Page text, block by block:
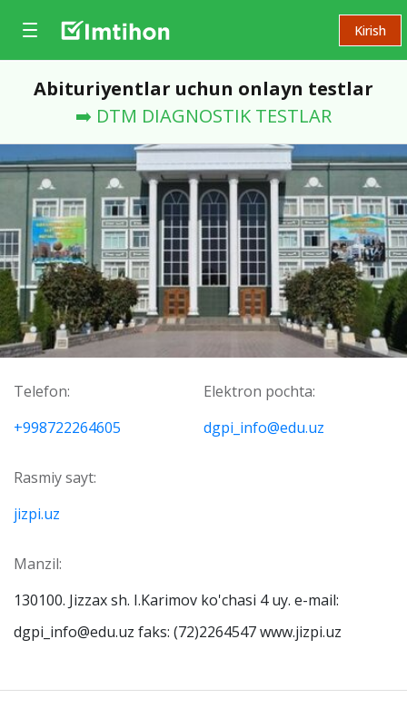
Kirish
Abituriyentlar uchun onlayn testlar
➡️ DTM DIAGNOSTIK TESTLAR
Telefon:
+998722264605
Elektron pochta:
dgpi_info@edu.uz
Rasmiy sayt:
jizpi.uz
Manzil:
130100. Jizzax sh. I.Karimov ko'chasi 4 uy. e-mail:
dgpi_info@edu.uz faks: (72)2264547 www.jizpi.uz